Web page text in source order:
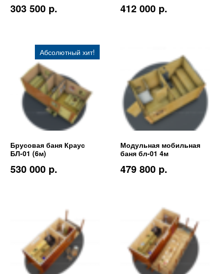
303 500 p. 412 000 p.
Абсолютный хит!
Брусовая баня Краус
БЛ-01 (6м)
530 000 p.
Модульная мобильная
баня бл-01 4м
479 800 p.